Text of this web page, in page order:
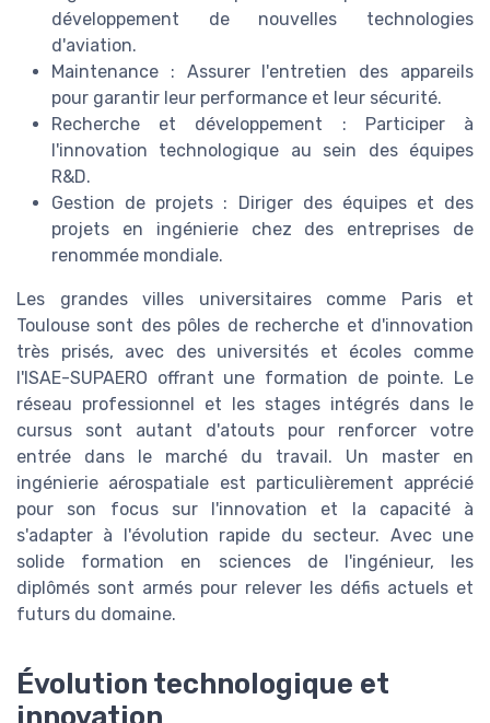
développement de nouvelles technologies
d'aviation.
Maintenance : Assurer l'entretien des appareils
pour garantir leur performance et leur sécurité.
Recherche et développement : Participer à
l'innovation technologique au sein des équipes
R&D.
Gestion de projets : Diriger des équipes et des
projets en ingénierie chez des entreprises de
renommée mondiale.
Les grandes villes universitaires comme Paris et
Toulouse sont des pôles de recherche et d'innovation
très prisés, avec des universités et écoles comme
l'ISAE-SUPAERO offrant une formation de pointe. Le
réseau professionnel et les stages intégrés dans le
cursus sont autant d'atouts pour renforcer votre
entrée dans le marché du travail. Un master en
ingénierie aérospatiale est particulièrement apprécié
pour son focus sur l'innovation et la capacité à
s'adapter à l'évolution rapide du secteur. Avec une
solide formation en sciences de l'ingénieur, les
diplômés sont armés pour relever les défis actuels et
futurs du domaine.
Évolution technologique et